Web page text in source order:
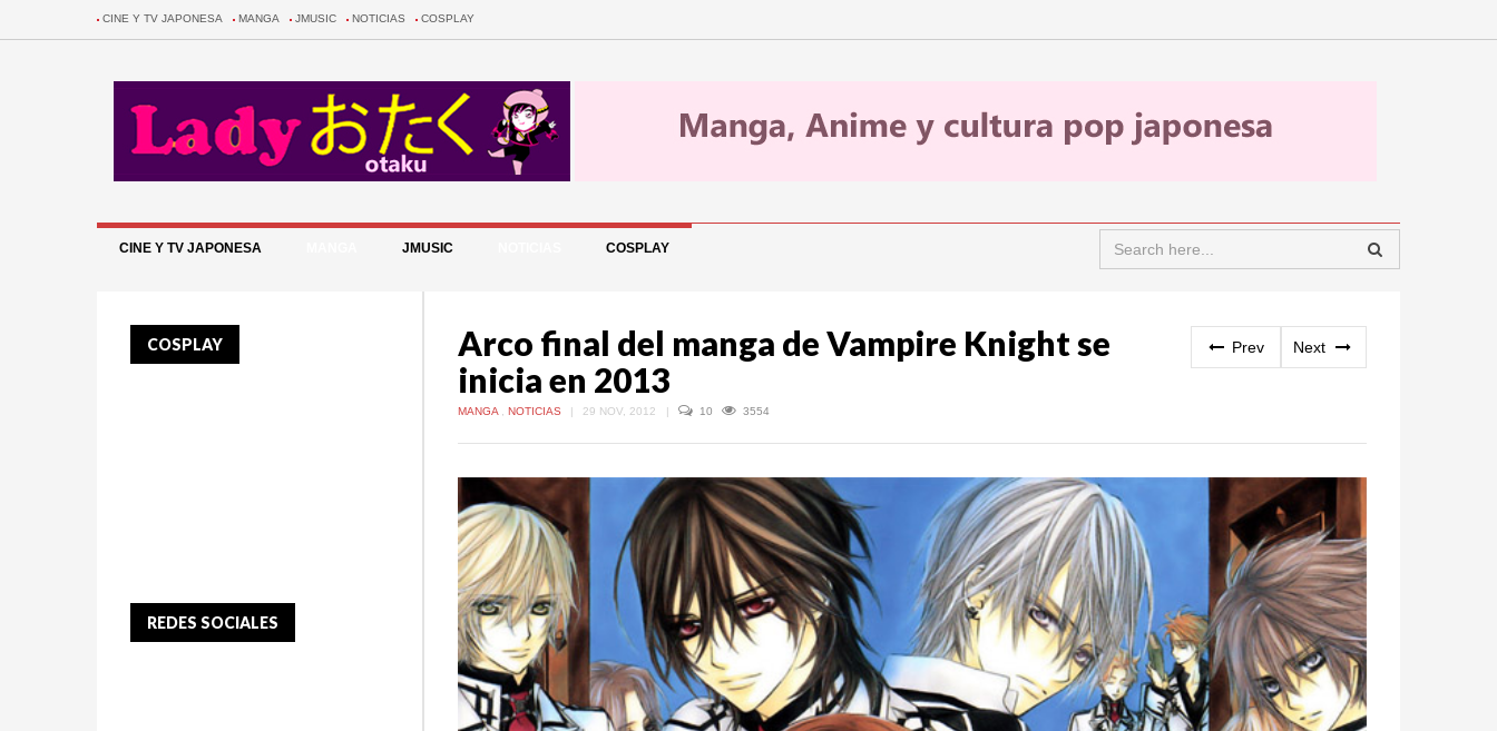
CINE Y TV JAPONESA MANGA JMUSIC NOTICIAS COSPLAY
CINE Y TV JAPONESA JMUSIC COSPLAY
Arco final del manga de Vampire Knight se
inicia en 2013
Prev Next
MANGA NOTICIAS | 29 NOV, 2012 | 10 3554
COSPLAY
REDES SOCIALES